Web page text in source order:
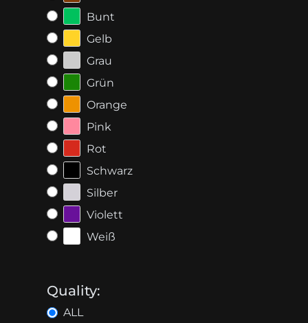
Bunt
Gelb
Grau
Grün
Orange
Pink
Rot
Schwarz
Silber
Violett
Weiß
Quality:
ALL